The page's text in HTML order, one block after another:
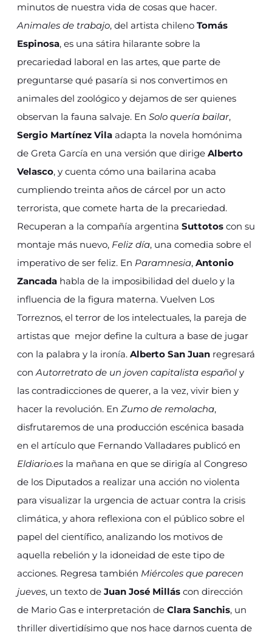
minutos de nuestra vida de cosas que hacer.
Animales de trabajo, del artista chileno Tomás
Espinosa, es una sátira hilarante sobre la
precariedad laboral en las artes, que parte de
preguntarse qué pasaría si nos convertimos en
animales del zoológico y dejamos de ser quienes
observan la fauna salvaje. En Solo quería bailar,
Sergio Martínez Vila adapta la novela homónima
de Greta García en una versión que dirige Alberto
Velasco, y cuenta cómo una bailarina acaba
cumpliendo treinta años de cárcel por un acto
terrorista, que comete harta de la precariedad.
Recuperan a la compañía argentina Suttotos con su
montaje más nuevo, Feliz día, una comedia sobre el
imperativo de ser feliz. En Paramnesia, Antonio
Zancada habla de la imposibilidad del duelo y la
influencia de la figura materna. Vuelven Los
Torreznos, el terror de los intelectuales, la pareja de
artistas que mejor define la cultura a base de jugar
con la palabra y la ironía. Alberto San Juan regresará
conAutorretrato de un joven capitalista español y
las contradicciones de querer, a la vez, vivir bien y
hacer la revolución. En Zumo de remolacha,
disfrutaremos de una producción escénica basada
en el artículo que Fernando Valladares publicó en
Eldiario.es la mañana en que se dirigía al Congreso
de los Diputados a realizar una acción no violenta
para visualizar la urgencia de actuar contra la crisis
climática, y ahora reflexiona con el público sobre el
papel del científico, analizando los motivos de
aquella rebelión y la idoneidad de este tipo de
acciones. Regresa también Miércoles que parecen
jueves, un texto de Juan José Millás con dirección
de Mario Gas e interpretación de Clara Sanchis, un
thriller divertidísimo que nos hace darnos cuenta de